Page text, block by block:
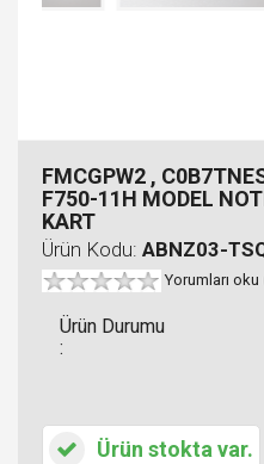
FMCGPW2 ,
F750-11H MODEL
KART
Ürün Kodu: ABNZ03-
Yorumları oku
Ürün Durumu
:
Ürün stokta var.